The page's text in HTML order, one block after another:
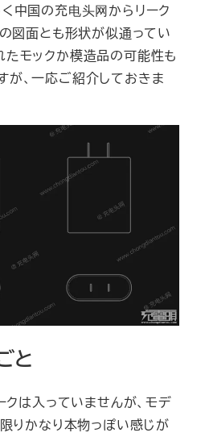
中国の充电头网からリーク
図面とも形状が似通ってい
たモックか模造品の可能性も
が、一応ご紹介しておきま
と
は入っていませんが、モデ
りかなり本物っぽい感じが